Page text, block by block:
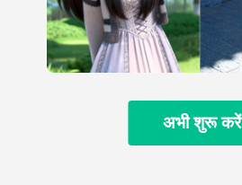
अभी शुरू करें